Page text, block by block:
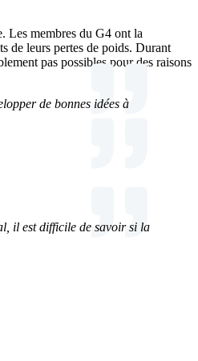
Les membres du G4 ont la
de leurs pertes de poids. Durant
pas possibles pour des raisons
de bonnes idées à
il est difficile de savoir si la